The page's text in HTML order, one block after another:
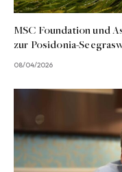
MSC Foundation und
zur Posidonia-
08/04/2026